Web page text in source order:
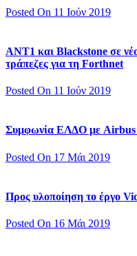
Posted On 11 Ιούν 2019
ΑΝΤ1 και Blackstone σε
τράπεζες για τη Forthnet
Posted On 11 Ιούν 2019
Συμφωνία ΕΛΔΟ με Airbus
Posted On 17 Μάι 2019
Προς υλοποίηση το έργο
Posted On 16 Μάι 2019